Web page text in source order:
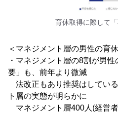
育休取得に際して
＜マネジメント層の男性の育
・マネジメント層の8割が男
要」も、前年より微減
法改正もあり推奨はしてい
ト層の実態が明らかに
マネジメント層400人(経営